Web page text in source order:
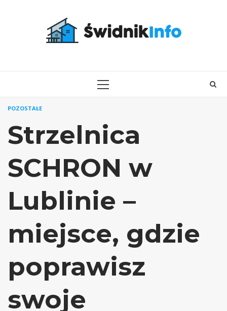
PRIMARY
POZOSTAŁE
Strzelnica
SCHRON w
Lublinie –
miejsce, gdzie
poprawisz
swoje